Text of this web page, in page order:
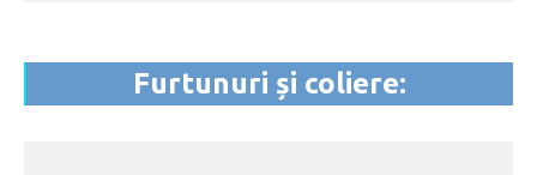
Furtunuri și coliere: